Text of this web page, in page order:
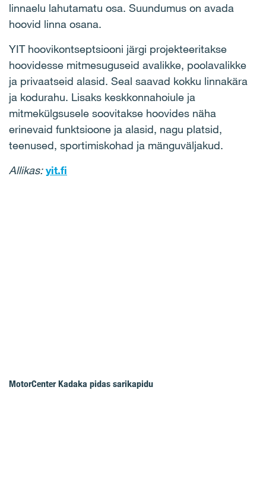
linnaelu lahutamatu osa. Suundumus on avada
hoovid linna osana.
YIT hoovikontseptsiooni järgi projekteeritakse
hoovidesse mitmesuguseid avalikke, poolavalikke
ja privaatseid alasid. Seal saavad kokku linnakära
ja kodurahu. Lisaks keskkonnahoiule ja
mitmekülgsusele soovitakse hoovides näha
erinevaid funktsioone ja alasid, nagu platsid,
teenused, sportimiskohad ja mänguväljakud.
Allikas:yit.fi
MotorCenter Kadaka pidas sarikapidu